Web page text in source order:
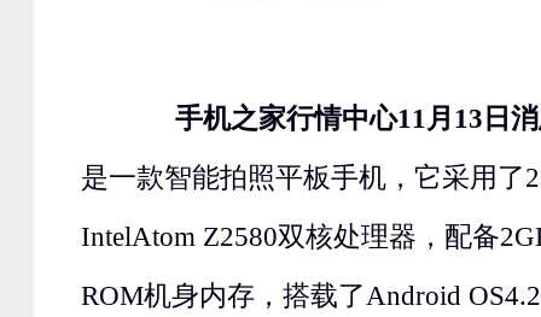
手机之家行情中心11月13日
是一款智能拍照平板手机，它采用了
IntelAtom Z2580双核处理器，配备
ROM机身内存，搭载了Android